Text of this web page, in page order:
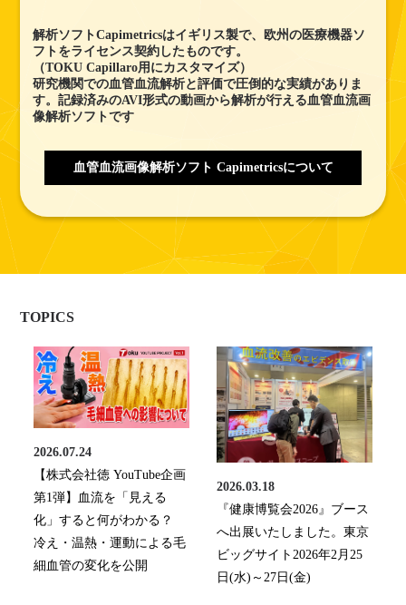
解析ソフトCapimetricsはイギリス製で、欧州の医療機器ソ
フトをライセンス契約したものです。
（TOKU Capillaro用にカスタマイズ）
研究機関での血管血流解析と評価で圧倒的な実績がありま
す。記録済みのAVI形式の動画から解析が行える血管血流画
像解析ソフトです
血管血流画像解析ソフト Capimetricsについて
TOPICS
2026.07.24
【株式会社徳 YouTube企画
第1弾】血流を「見える
化」すると何がわかる？
冷え・温熱・運動による毛
細血管の変化を公開
2026.03.18
『健康博覧会2026』ブース
へ出展いたしました。東京
ビッグサイト2026年2月25
日(水)～27日(金)